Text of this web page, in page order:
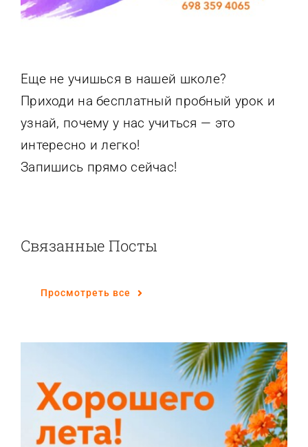
Еще не учишься в нашей школе?
Приходи на бесплатный пробный урок и
узнай, почему у нас учиться — это
интересно и легко!
Запишись прямо сейчас!
Связанные Посты
Просмотреть все